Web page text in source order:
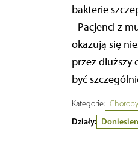
bakterie
- Pacjenci z
okazują się
przez
być
Kategorie:
Działy: